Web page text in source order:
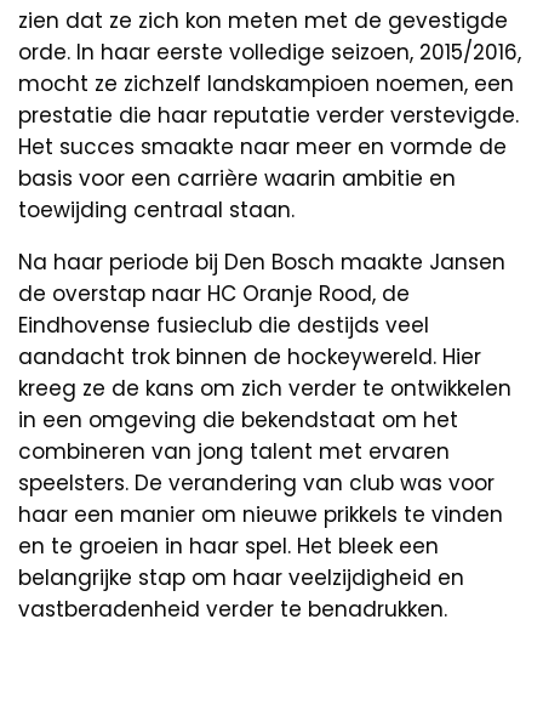
zien dat ze zich kon meten met de gevestigde
orde. In haar eerste volledige seizoen, 2015/2016,
mocht ze zichzelf landskampioen noemen, een
prestatie die haar reputatie verder verstevigde.
Het succes smaakte naar meer en vormde de
basis voor een carrière waarin ambitie en
toewijding centraal staan.
Na haar periode bij Den Bosch maakte Jansen
de overstap naar HC Oranje Rood, de
Eindhovense fusieclub die destijds veel
aandacht trok binnen de hockeywereld. Hier
kreeg ze de kans om zich verder te ontwikkelen
in een omgeving die bekendstaat om het
combineren van jong talent met ervaren
speelsters. De verandering van club was voor
haar een manier om nieuwe prikkels te vinden
en te groeien in haar spel. Het bleek een
belangrijke stap om haar veelzijdigheid en
vastberadenheid verder te benadrukken.